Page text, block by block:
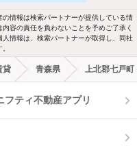
独立洗面台
都市ガス
オートロック
情報は検索パートナーが提供している情
容の責任を負わないことを予めご了承く
情報は、検索パートナーが取得し、同社
貸 青森県 上北郡七戸町
フティ不動産アプリ